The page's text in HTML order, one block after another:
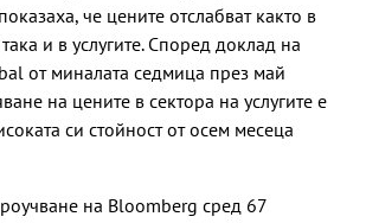
че цените отслабват както в
и в услугите. Според доклад на
от миналата седмица през май
на цените в сектора на услугите е
си стойност от осем месеца
на Bloomberg сред 67